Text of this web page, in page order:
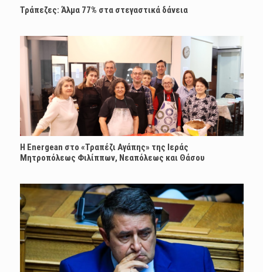
Τράπεζες: Άλμα 77% στα στεγαστικά δάνεια
H Energean στο «Τραπέζι Αγάπης» της Ιεράς
Μητροπόλεως Φιλίππων, Νεαπόλεως και Θάσου